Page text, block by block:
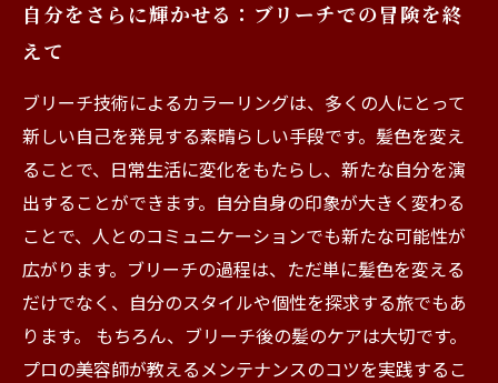
自分をさらに輝かせる：ブリーチでの冒険を終
えて
ブリーチ技術によるカラーリングは、多くの人にとって
新しい自己を発見する素晴らしい手段です。髪色を変え
ることで、日常生活に変化をもたらし、新たな自分を演
出することができます。自分自身の印象が大きく変わる
ことで、人とのコミュニケーションでも新たな可能性が
広がります。ブリーチの過程は、ただ単に髪色を変える
だけでなく、自分のスタイルや個性を探求する旅でもあ
ります。 もちろん、ブリーチ後の髪のケアは大切です。
プロの美容師が教えるメンテナンスのコツを実践するこ